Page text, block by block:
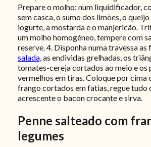
Prepare o molho: num liquidificador,
sem casca, o sumo dos limões, o
iogurte, a mostarda e o manjericão.
um molho homogéneo, tempere com
reserve. 4. Disponha numa travessa as
salada, as endividas grelhadas, os
tomates-cereja cortados ao meio e os
vermelhos em tiras. Coloque por cima
frango cortados em fatias, regue tudo
acrescente o bacon crocante e sirva.
Penne salteado com
legumes